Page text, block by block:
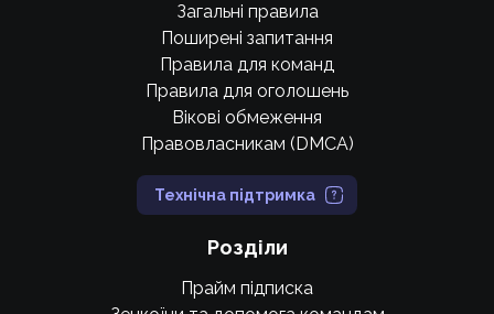
Загальні правила
Поширені запитання
Правила для команд
Правила для оголошень
Вікові обмеження
Правовласникам (DMCA)
Технічна підтримка
Розділи
Прайм підписка